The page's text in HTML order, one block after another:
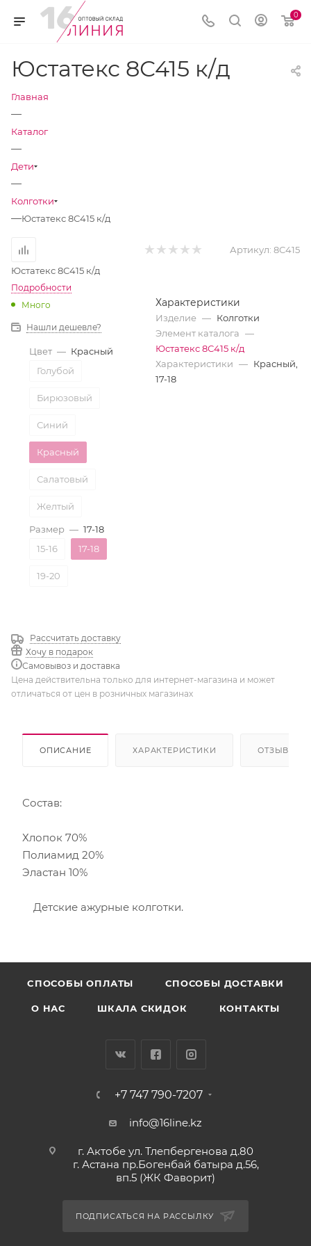
0
Юстатекс 8С415 к/д
Главная
—
Каталог
—
Дети
—
Колготки
—Юстатекс 8С415 к/д
Артикул: 8С415
Юстатекс 8С415 к/д
Подробности
Много
Нашли дешевле?
Цвет — Красный
Голубой
Бирюзовый
Синий
Красный
Салатовый
Желтый
Ассорти
Размер — 17-18
15-16
17-18
19-20
Рассчитать доставку
Хочу в подарок
Самовывоз и доставка
Характеристики
Изделие — Колготки
Элемент каталога —
Юстатекс 8С415 к/д
Характеристики — Красный,
17-18
Цена действительна только для интернет-магазина и может
отличаться от цен в розничных магазинах
ОПИСАНИЕ ХАРАКТЕРИСТИКИ ОТЗЫВЫ
Состав:
Хлопок 70%
Полиамид 20%
Эластан 10%
Детские ажурные колготки.
CПОСОБЫ ОПЛАТЫ СПОСОБЫ ДОСТАВКИ
О НАС ШКАЛА СКИДОК КОНТАКТЫ
+7 747 790-7207
info@16line.kz
г. Актобе ул. Тлепбергенова д.80
г. Астана пр.Богенбай батыра д.56,
вп.5 (ЖК Фаворит)
ПОДПИСАТЬСЯ НА РАССЫЛКУ